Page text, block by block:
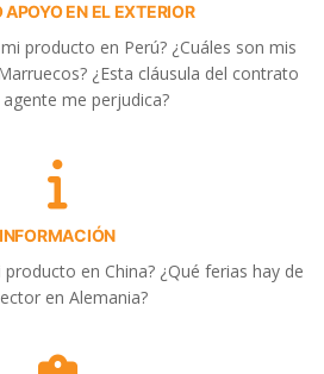
EN EL EXTERIOR
producto en Perú? ¿Cuáles son mis
¿Esta cláusula del contrato
me perjudica?
INFORMACIÓN
en China? ¿Qué ferias hay de
en Alemania?